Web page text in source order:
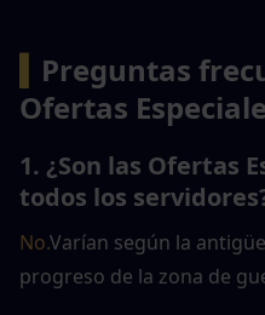
Preguntas
Ofertas
1. ¿Son las Ofertas
todos los
No.Varían según la
progreso de la zona de